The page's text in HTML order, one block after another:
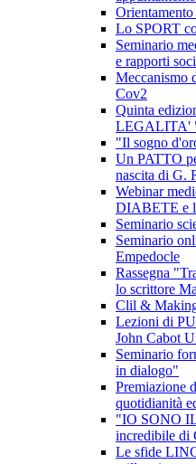
Lo SPORT
Seminario
e rapporti
Meccanismo
Cov2
Quinta
LEGALITA'
"Il sogno
Un PATTO
nascita di G.
Webinar
DIABETE e
Seminario
Seminario
Empedocle
Rassegna
lo scrittore
Clil &
Lezioni di
John Cabot
Seminario
in dialogo"
Premiazione
quotidianità
"IO SONO
incredibile di
Le sfide